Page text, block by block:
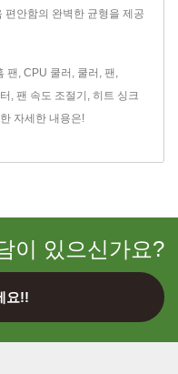
편안함의 완벽한 균형을 제공
팬 , CPU 쿨러 , 쿨러 , 팬 ,
, 팬 속도 조절기 , 히트 싱크
자세한 내용은!
이 있으신가요?
요!!